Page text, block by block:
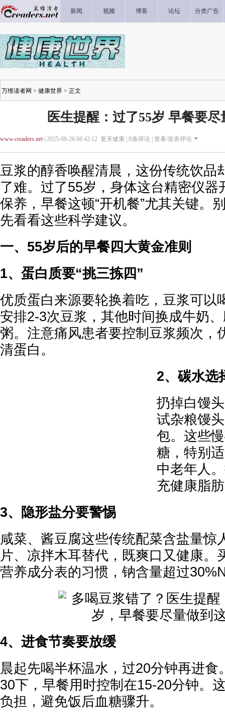
新闻 视频 博客 论坛 分类广告
万维读者网 > 健康世界 > 正文
医生提醒：过了55岁 早餐要
www.creaders.net| 2025-08-26 08:42:12 复禾健康 | 0条评论 | 查看/发表评论
豆浆的醇香唤醒清晨，这份传统饮品
了难。过了55岁，身体这台精密仪器
保养，早餐这顿“开机餐”尤其关键。
先看看这些科学建议。
一、55岁后的早餐四大黄金准则
1、蛋白质要“挑三拣四”
优质蛋白来源要轮换着吃，豆浆可以
安排2-3次豆浆，其他时间换成牛奶
粥。注意痛风患者要控制豆浆频次，
清蛋白。
2、碳水选
扔掉白馒
试杂粮馒
包。这些
糖，特别
中老年人
充健康脂
3、隐形盐分要警惕
咸菜、酱豆腐这些传统配菜含盐量惊
片、凉拌木耳替代，既爽口又健康。
营养成分表的习惯，钠含量超过
4、进食节奏要放缓
晨起先喝半杯温水，过20分钟再进食
30下，早餐用时控制在15-20分钟。
负担，避免饭后血糖骤升。